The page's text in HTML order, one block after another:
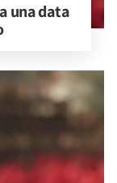
una data